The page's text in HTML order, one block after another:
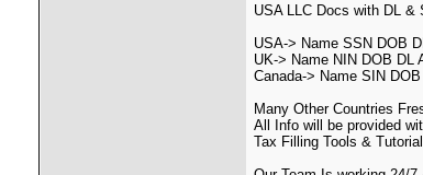
USA LLC Docs with DL &
USA-> Name SSN DOB
UK-> Name NIN DOB DL
Canada-> Name SIN
Many Other Countries
All Info will be provided
Tax Filling Tools &